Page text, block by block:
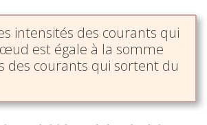
intensités des courants qui
est égale à la somme
des courants qui sortent du